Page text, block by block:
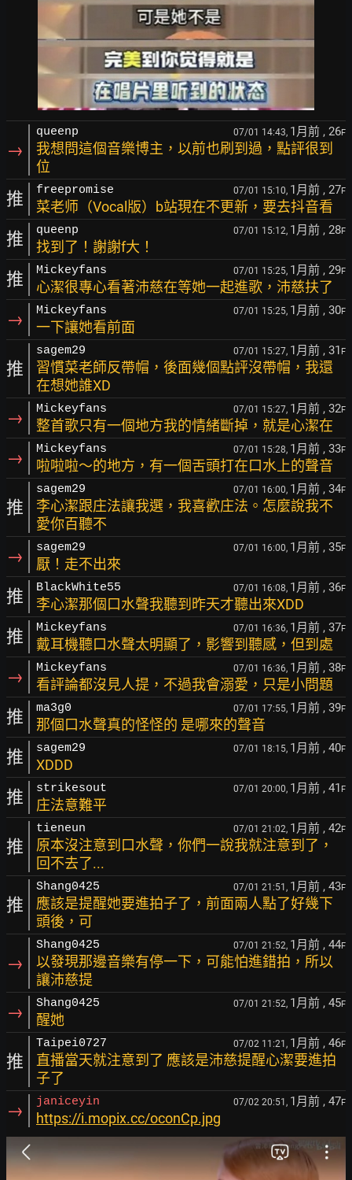
→
queenp 07/01 14:43, 1月前 , 26F
我想問這個音樂博主，以前也刷到過，點評很到
位
推 freepromise 07/01 15:10, 1月前 , 27F
菜老师（Vocal版）b站現在不更新，要去抖音看
推 queenp 07/01 15:12, 1月前 , 28F
找到了！謝謝f大！
推 Mickeyfans 07/01 15:25, 1月前 , 29F
心潔很專心看著沛慈在等她一起進歌，沛慈扶了
→ Mickeyfans 07/01 15:25, 1月前 , 30F
一下讓她看前面
推
sagem29 07/01 15:27, 1月前 , 31 F
習慣菜老師反帶帽，後面幾個點評沒帶帽，我還
在想她誰XD
→ Mickeyfans 07/01 15:27, 1月前 , 32F
整首歌只有一個地方我的情緒斷掉，就是心潔在
→ Mickeyfans 07/01 15:28, 1月前 , 33F
啦啦啦～的地方，有一個舌頭打在口水上的聲音
推
sagem29 07/01 16:00, 1月前 , 34F
李心潔跟庄法讓我選，我喜歡庄法。怎麼說我不
愛你百聽不
→ sagem29 07/01 16:00, 1月前 , 35F
厭！走不出來
推 BlackWhite55 07/01 16:08, 1月前 , 36F
李心潔那個口水聲我聽到昨天才聽出來XDD
推 Mickeyfans 07/01 16:36, 1月前 , 37F
戴耳機聽口水聲太明顯了，影響到聽感，但到處
→ Mickeyfans 07/01 16:36, 1月前 , 38F
看評論都沒見人提，不過我會溺愛，只是小問題
推 ma3g0 07/01 17:55, 1月前 , 39F
那個口水聲真的怪怪的 是哪來的聲音
推 sagem29 07/01 18:15, 1月前 , 40F
XDDD
推 strikesout 07/01 20:00, 1月前 , 41 F
庄法意難平
推
tieneun 07/01 21:02, 1月前 , 42F
原本沒注意到口水聲，你們一說我就注意到了，
回不去了...
推
Shang0425 07/01 21:51, 1月前 , 43F
應該是提醒她要進拍子了，前面兩人點了好幾下
頭後，可
→
Shang0425 07/01 21:52, 1月前 , 44F
以發現那邊音樂有停一下，可能怕進錯拍，所以
讓沛慈提
→ Shang0425 07/01 21:52, 1月前 , 45F
醒她
推
Taipei0727 07/02 11:21, 1月前 , 46F
直播當天就注意到了 應該是沛慈提醒心潔要進拍
子了
→ janiceyin 07/02 20:51, 1月前 , 47F
https://i.mopix.cc/oconCp.jpg